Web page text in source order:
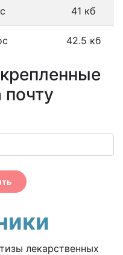
41 кб
42.5 кб
лекарственных